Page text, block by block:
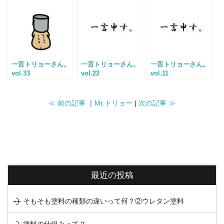
一言トリョーさん。
vol.33
一言トリョーさん。
vol.22
一言トリョーさん。
vol.11
≪ 前の記事 ｜ Mr.トリョー | 次の記事 ≫
最近の投稿
そもそも塗料の種類の違いって何？②ウレタン塗料